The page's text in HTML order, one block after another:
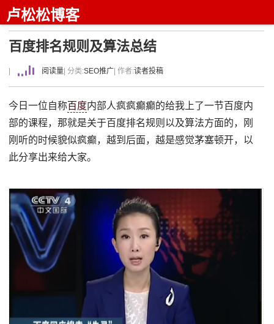
卢松松博客
百度排名规则及算法总结
阅读量 | 分类:SEO推广 | 作者:读者投稿
今日一位自称百度内部人疯疯癫癫的给我上了一节百度内
部的课程，那就是关于百度排名规则以及算法方面的，刚
刚听的时候貌似疯癫，越到后面，越是感觉茅塞顿开，以
此分享出来给大家。